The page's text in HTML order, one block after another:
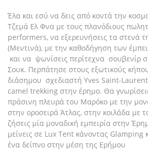
Έλα και εσύ να δεις από κοντά την
Τζεμά Ελ Φνα με τους πλανόδιους
performers, να εξερευνήσεις τα στενά
(Μεντινά), με την καθοδήγηση των
και να ψωνίσεις περίτεχνα σουβενίρ
Σουκ. Περπάτησε στους εξωτικούς
διάσημου σχεδιαστή Yves Saint-Laurent
camel trekking στην έρημο. Θα
πράσινη πλευρά του Μαρόκο με την
στην οροσειρά Άτλας, στην κοιλάδα με
ζήσεις μία μοναδική εμπειρία στην
μείνεις σε Lux Tent κάνοντας Glamping
ένα δείπνο στην μέση της Ερήμου